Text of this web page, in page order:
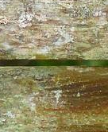
This site is